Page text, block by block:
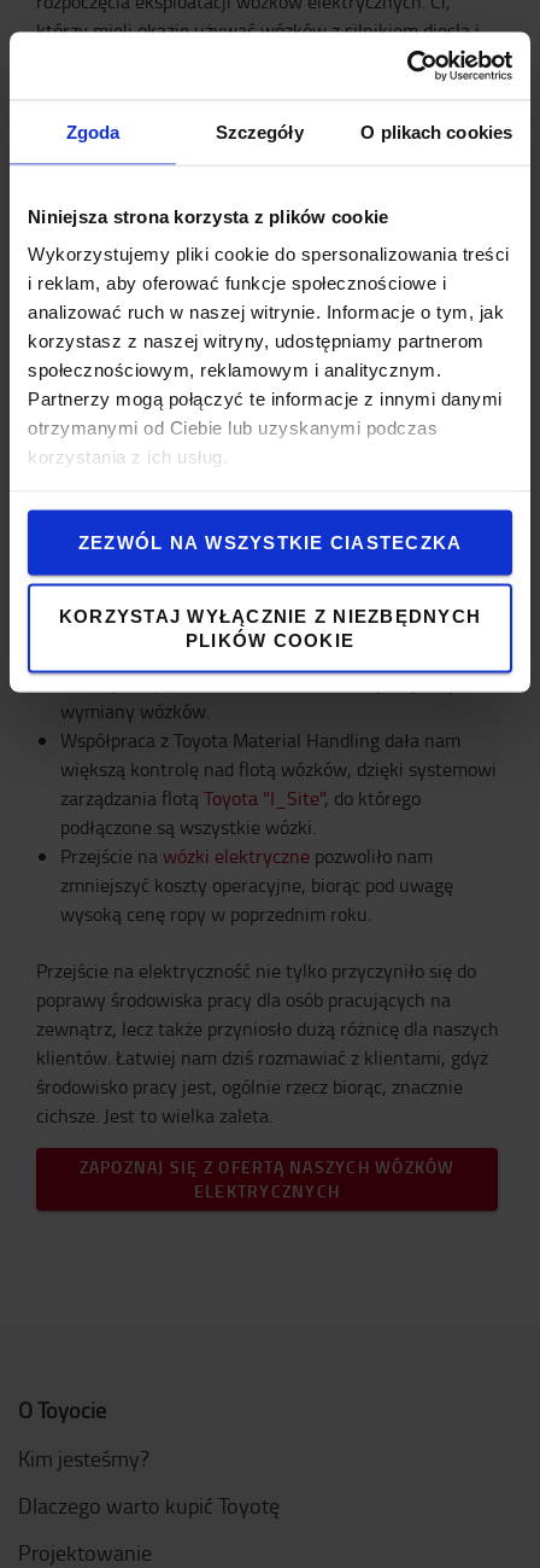
Zgoda Szczegóły O plikach cookies
Niniejsza strona korzysta z plików cookie
Wykorzystujemy pliki cookie do spersonalizowania treści
i reklam, aby oferować funkcje społecznościowe i
analizować ruch w naszej witrynie. Informacje o tym, jak
korzystasz z naszej witryny, udostępniamy partnerom
społecznościowym, reklamowym i analitycznym.
Partnerzy mogą połączyć te informacje z innymi danymi
otrzymanymi od Ciebie lub uzyskanymi podczas
korzystania z ich usług.
ZEZWÓL NA WSZYSTKIE CIASTECZKA
KORZYSTAJ WYŁĄCZNIE Z NIEZBĘDNYCH
PLIKÓW COOKIE
którzy mieli okazję używać wózków z silnikiem diesla i
przesiedli się na wózki elektryczne, nie chcą już wracać
do poprzedniego rozwiązania. Ważna była możliwość
osobom jazdy, by mogły poczuć różnicę. Nocą wózki są
eksploatowane przez cały dzień bez problemów.
Natomiast dzięki temu, że wózki z przeciwwagą Toyota
posiadają kabiny, operatorzy mogą komfortowo pracować
w niskich temperaturach.
Dalsze ulepszenia floty
Oprócz holistycznego podejścia obejmującego
rozwiązania wzakresie wynajmui serwisu, Toyota
pomogła również firmie Beijer odchudzić flotę w kilku
Henrik twierdzi, że ważnym czynnikiem dla podpisania
umowy było uwzględnienie w niej działań następczych i
pełnej kontroli nad całą flotą wózków.
Toyota odkupiła od nas wiele wózków, co ułatwiło
nam sytuację. Oznaczało to również wyższy stopień
wymiany wózków.
Współpraca z Toyota Material Handling dała nam
większą kontrolę nad flotą wózków, dzięki systemowi
zarządzania flotąToyota "I_Site", do którego
podłączone są wszystkie wózki.
Przejście nawózki elektryczne pozwoliło nam
zmniejszyć koszty operacyjne, biorąc pod uwagę
wysoką cenę ropy w poprzednim roku.
Przejście na elektryczność nie tylko przyczyniło się do
poprawy środowiska pracy dla osób pracujących na
zewnątrz, lecz także przyniosło dużą różnicę dla naszych
klientów. Łatwiej nam dziś rozmawiać z klientami, gdyż
środowisko pracy jest, ogólnie rzecz biorąc, znacznie
cichsze. Jest to wielka zaleta.
ZAPOZNAJ SIĘ Z OFERTĄ NASZYCH WÓZKÓW
ELEKTRYCZNYCH
O Toyocie
Kim jesteśmy?
Dlaczego warto kupić Toyotę
Projektowanie